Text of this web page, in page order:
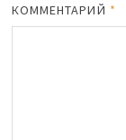
КОММЕНТАРИЙ *